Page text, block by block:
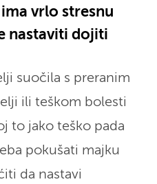
vrlo stresnu
nastaviti dojiti
suočila s preranim
ili teškom bolesti
to jako teško pada
pokušati majku
da nastavi